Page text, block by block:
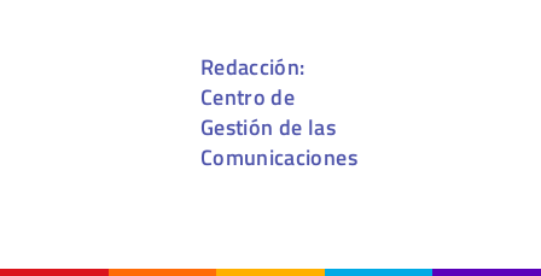
Redacción:
Centro de
Gestión de las
Comunicaciones